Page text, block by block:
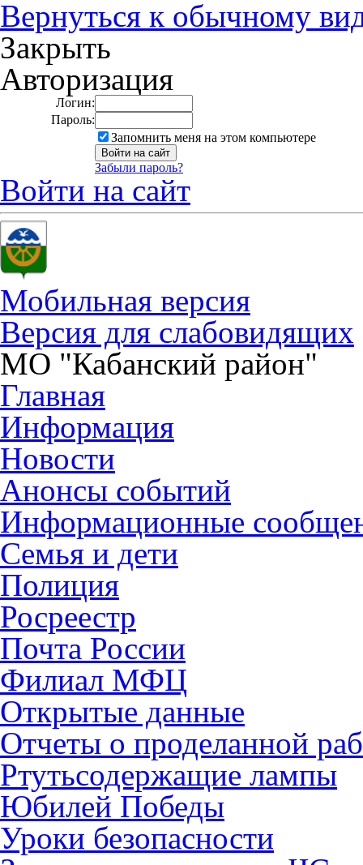
Вернуться к обычному
Закрыть
Авторизация
Логин:
Пароль:
Запомнить меня на этом компьютере
Забыли пароль?
Войти на сайт
Мобильная версия
Версия для слабовидящих
МО "Кабанский район"
Главная
Информация
Новости
Анонсы событий
Информационные
Семья и дети
Полиция
Росреестр
Почта России
Филиал МФЦ
Открытые данные
Отчеты о проделанной
Ртутьсодержащие лампы
Юбилей Победы
Уроки безопасности